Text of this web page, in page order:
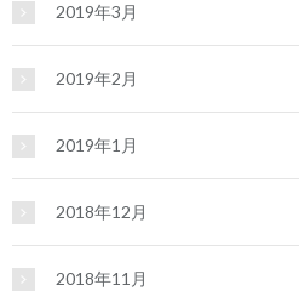
2019年3月
2019年2月
2019年1月
2018年12月
2018年11月